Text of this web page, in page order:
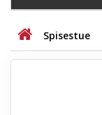
STUE
Spisestue